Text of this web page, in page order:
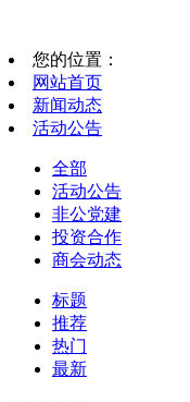
您的位置：
网站首页
新闻动态
活动公告
全部
活动公告
非公党建
投资合作
商会动态
标题
推荐
热门
最新